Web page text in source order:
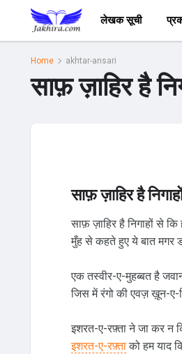
लेखक सूची
Home akhtar-ansari
साफ़ ज़ाहिर है
साफ़ ज़ाहिर है
साफ़ ज़ाहिर है निगाहों से
मुँह से कहते हुए ये बात मगर
एक तस्वीर-ए-मुहब्बत है
जिस में रंगो की एवज़ ख़ून-ए-
इशरत-ए-रफ़्ता ने जा कर न
इशरत-ए-रफ़्ताको हम याद